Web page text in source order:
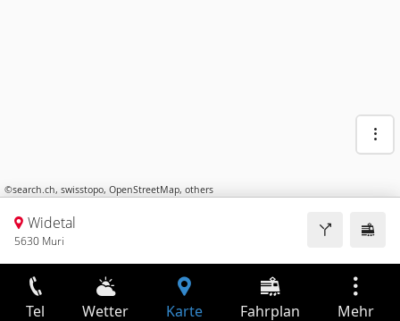
©search.ch, swisstopo, OpenStreetMap, others
Widetal
5630 Muri
Tel Wetter Karte Fahrplan Mehr